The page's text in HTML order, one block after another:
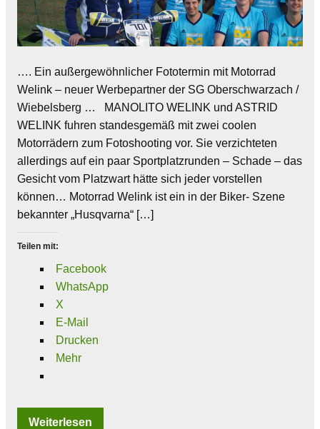
…. Ein außergewöhnlicher Fototermin mit Motorrad
Welink – neuer Werbepartner der SG Oberschwarzach /
Wiebelsberg … MANOLITO WELINK und ASTRID
WELINK fuhren standesgemäß mit zwei coolen
Motorrädern zum Fotoshooting vor. Sie verzichteten
allerdings auf ein paar Sportplatzrunden – Schade – das
Gesicht vom Platzwart hätte sich jeder vorstellen
können… Motorrad Welink ist ein in der Biker- Szene
bekannter „Husqvarna“ […]
Teilen mit:
Facebook
WhatsApp
X
E-Mail
Drucken
Mehr
Weiterlesen